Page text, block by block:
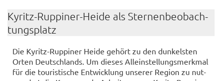
Kyritz-​Ruppiner-Heide als Ster­nen­be­ob­ach­
tungs­platz
Die Kyritz-​Ruppiner Heide ge­hört zu den dun­kels­ten
Orten Deutsch­lands. Um die­ses Al­lein­stel­lungs­merk­mal
für die tou­ris­ti­sche Ent­wick­lung un­se­rer Re­gi­on zu nut­